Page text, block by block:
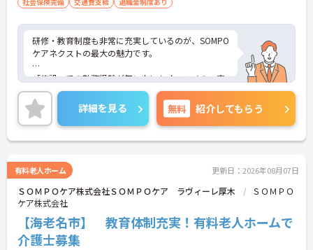
研修・教育制度も非常に充実しているのが、SOMPO
ケアネクストの最大の魅力です。
「施設」での勤務経験が無い方にもオススメの、充
実の受け入れ態勢が完備されています。2016年4月
に東京都港区の本社近くに「研修センター」がOPE
N！模擬施設となっており、全職種共通でリアルな
研修が受けられます。このような取り組みも業界で
は非常にめずらしいものとなっており、社員思いの
く働くにはオススメの環境です。
詳細を見る 無料 紹介してもらう
有料老人ホーム 更新日：2026年08月07日
ＳＯＭＰＯケア株式会社ＳＯＭＰＯケア ラヴィーレ厚木
ＳＯＭＰＯ
ケア株式会社
【海老名市】 教育体制充実！有料老人ホームで
介護士募集